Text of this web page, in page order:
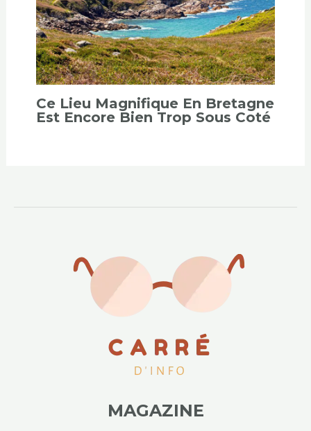
Ce Lieu Magnifique En Bretagne
Est Encore Bien Trop Sous Coté
MAGAZINE